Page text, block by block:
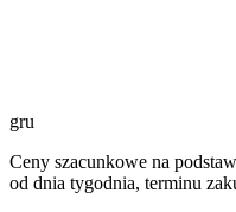
gru
Ceny szacunkowe na
od dnia tygodnia, terminu